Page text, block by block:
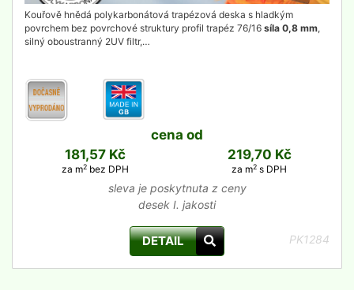
Kouřově hnědá polykarbonátová trapézová deska s hladkým
povrchem bez povrchové struktury profil trapéz 76/16 síla 0,8 mm,
silný oboustranný 2UV filtr,…
cena od
181,57 Kč
za m2bez DPH
219,70 Kč
za m2 s DPH
sleva je poskytnuta z ceny
desek I. jakosti
DETAIL PK1284